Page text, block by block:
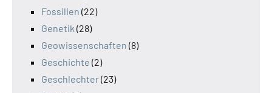
Fossilien (22)
Genetik (28)
Geowissenschaften (8)
Geschichte (2)
Geschlechter(23)